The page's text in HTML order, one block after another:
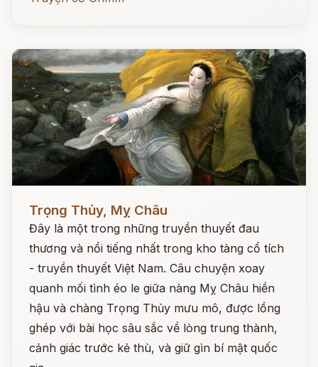
Trọng Thủy, Mỵ Châu
Đây là một trong những truyền thuyết đau
thương và nổi tiếng nhất trong kho tàng cổ tích
- truyền thuyết Việt Nam. Câu chuyện xoay
quanh mối tình éo le giữa nàng Mỵ Châu hiền
hậu và chàng Trọng Thủy mưu mô, được lồng
ghép với bài học sâu sắc về lòng trung thành,
cảnh giác trước kẻ thù, và giữ gìn bí mật quốc